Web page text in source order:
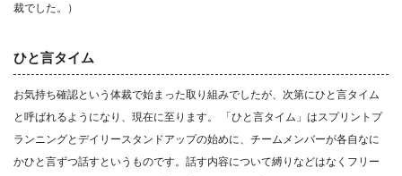
裁でした。）
ひと言タイム
お気持ち確認という体裁で始まった取り組みでしたが、次第にひと言タイム
と呼ばれるようになり、現在に至ります。 「ひと言タイム」はスプリントプ
ランニングとデイリースタンドアップの始めに、チームメンバーが各自なに
かひと言ずつ話すというものです。話す内容について縛りなどはなくフリー